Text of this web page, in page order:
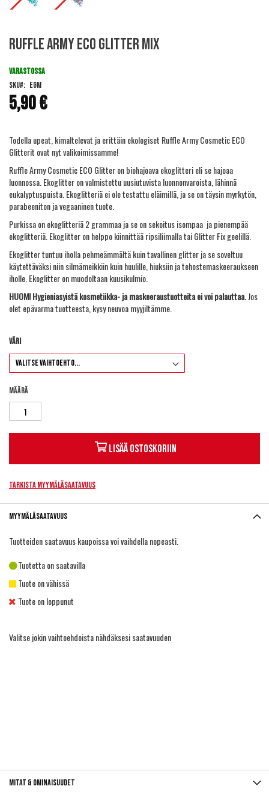
to
beginning
the
images
gallery
Ruffle Army Eco Glitter Mix
5,90 €
VARASTOSSA
SKU
EGM
Todella upeat, kimaltelevat ja erittäin ekologiset Ruffle Army Cosmetic ECO
Glitterit ovat nyt valikoimissamme!
Ruffle Army Cosmetic ECO Glitter on biohajoava ekoglitteri eli se hajoaa
luonnossa. Ekoglitter on valmistettu uusiutuvista luonnonvaroista, lähinnä
eukalyptuspuista. Ekoglitteriä ei ole testattu eläimillä, ja se on täysin myrkytön,
parabeeniton ja vegaaninen tuote.
Purkissa on ekoglitteriä 2 grammaa ja se on sekoitus isompaa ja pienempää
ekoglitteriä. Ekoglitter on helppo kiinnittääripsiliimallataiGlitter Fix geelillä
Ekoglitter tuntuu iholla pehmeämmältä kuin tavallinen glitter ja se soveltuu
käytettäväksi niin silmämeikkiin kuin huulille, hiuksiin ja tehostemaskeeraukseen
iholle. Ekoglitter on muodoltaan kuusikulmio.
HUOM! Hygieniasyistä kosmetiikka- ja maskeeraustuotteita ei voi palauttaa.Jos
olet epävarma tuotteesta, kysy neuvoa myyjiltämme.
Väri
Määrä
Lisää ostoskoriin
Tarkista myymäläsaatavuus
Myymäläsaatavuus
Tuotteiden saatavuus kaupoissa voi vaihdella nopeasti.
Tuotetta on saatavilla
Tuote on vähissä
Tuote on loppunut
Valitse jokin vaihtoehdoista nähdäksesi saatavuuden
Mitat & ominaisuudet